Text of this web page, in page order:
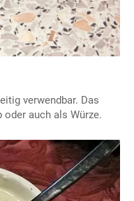
verwendbar. Das
auch als Würze.